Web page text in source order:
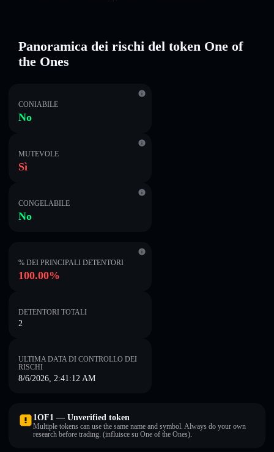
Panoramica dei rischi del token One of
the Ones
CONIABILE
No
MUTEVOLE
Sì
CONGELABILE
No
% DEI PRINCIPALI DETENTORI
100.00%
DETENTORI TOTALI
2
ULTIMA DATA DI CONTROLLO DEI
RISCHI
8/6/2026, 2:41:12 AM
1OF1 — Unverified token
Multiple tokens can use the same name and symbol. Always do your own
research before trading. (influisce su One of the Ones).